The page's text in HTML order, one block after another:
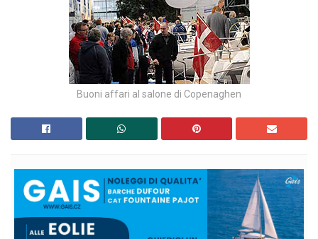
Buoni affari al salone di Copenaghen